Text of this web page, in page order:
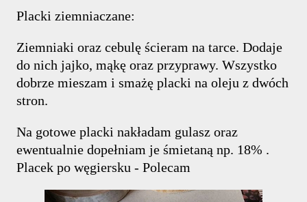
Placki ziemniaczane:
Ziemniaki oraz cebulę ścieram na tarce. Dodaje
do nich jajko, mąkę oraz przyprawy. Wszystko
dobrze mieszam i smażę placki na oleju z dwóch
stron.
Na gotowe placki nakładam gulasz oraz
ewentualnie dopełniam je śmietaną np. 18% .
Placek po węgiersku - Polecam